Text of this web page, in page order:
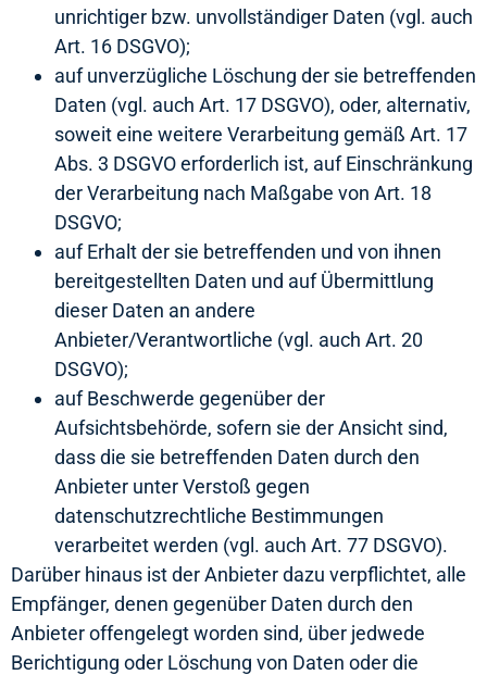
unrichtiger bzw. unvollständiger Daten (vgl. auch
Art. 16 DSGVO);
auf unverzügliche Löschung der sie betreffenden
Daten (vgl. auch Art. 17 DSGVO), oder, alternativ,
soweit eine weitere Verarbeitung gemäß Art. 17
Abs. 3 DSGVO erforderlich ist, auf Einschränkung
der Verarbeitung nach Maßgabe von Art. 18
DSGVO;
auf Erhalt der sie betreffenden und von ihnen
bereitgestellten Daten und auf Übermittlung
dieser Daten an andere
Anbieter/Verantwortliche (vgl. auch Art. 20
DSGVO);
auf Beschwerde gegenüber der
Aufsichtsbehörde, sofern sie der Ansicht sind,
dass die sie betreffenden Daten durch den
Anbieter unter Verstoß gegen
datenschutzrechtliche Bestimmungen
verarbeitet werden (vgl. auch Art. 77 DSGVO).
Darüber hinaus ist der Anbieter dazu verpflichtet, alle
Empfänger, denen gegenüber Daten durch den
Anbieter offengelegt worden sind, über jedwede
Berichtigung oder Löschung von Daten oder die